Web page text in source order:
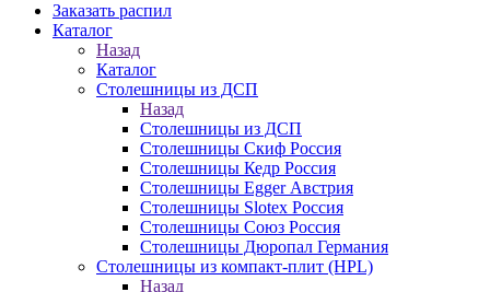
Заказать распил
Каталог
Назад
Каталог
Столешницы из ДСП
Назад
Столешницы из ДСП
Столешницы Скиф Россия
Столешницы Кедр Россия
Столешницы Egger Австрия
Столешницы Slotex Россия
Столешницы Союз Россия
Столешницы Дюропал Германия
Столешницы из компакт-плит (HPL)
Назад